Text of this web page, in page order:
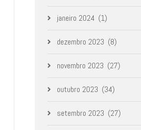
janeiro 2024 (1)
dezembro 2023 (8)
novembro 2023 (27)
outubro 2023 (34)
setembro 2023 (27)